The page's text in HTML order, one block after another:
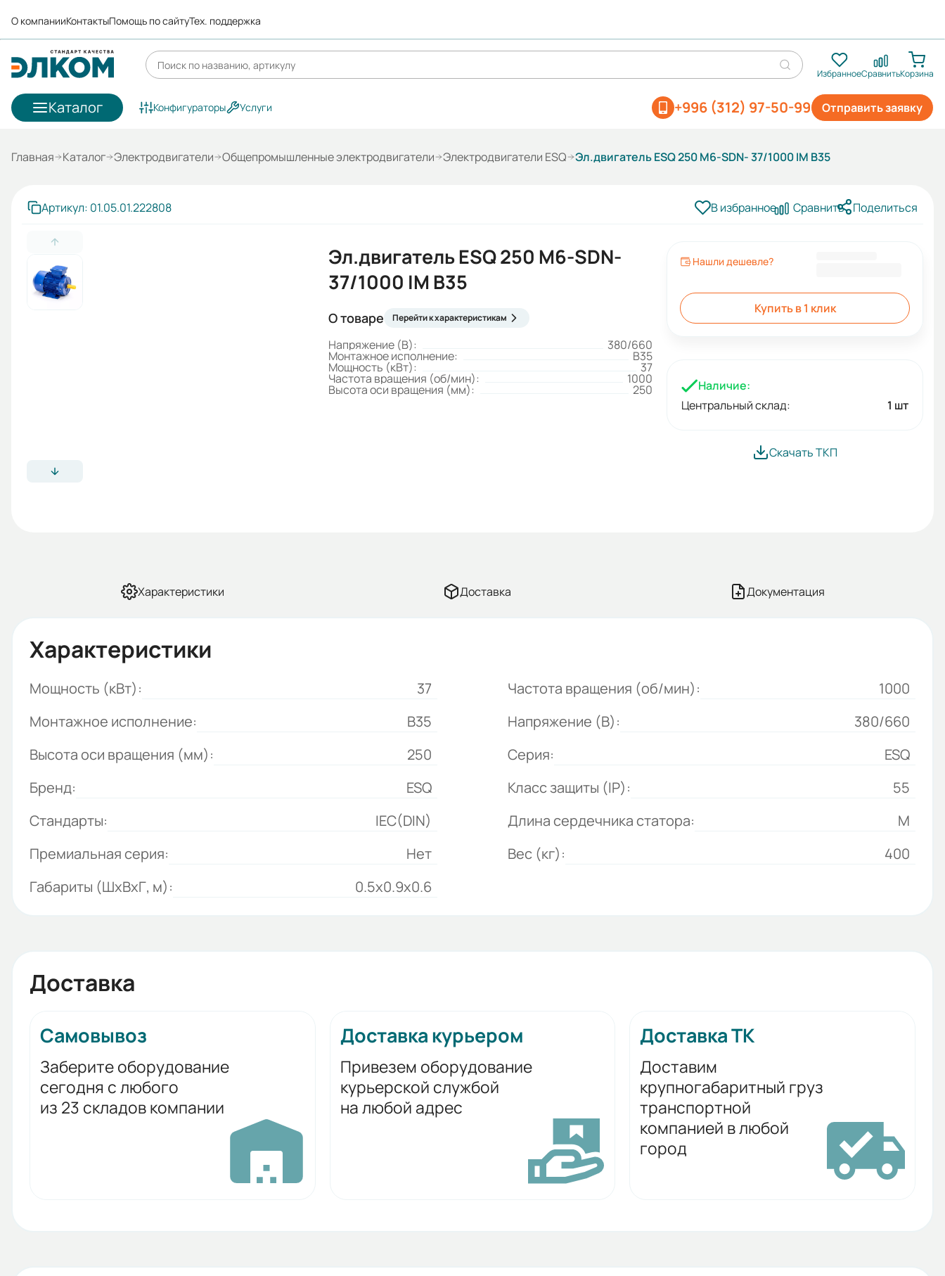
О компанииКонтактыПомощь по сайтуТех. поддержка
ИзбранноеСравнитьКорзина
Каталог Отправить заявку
+996 (312) 97-50-99
Конфигураторы Услуги
Главная Каталог Электродвигатели Общепромышленные электродвигатели Электродвигатели ESQ Эл.двигатель ESQ 250 M6-SDN- 37/1000 IM B35
Артикул: 01.05.01.222808 В избранное Сравнить Поделиться
Эл.двигатель ESQ 250 M6-SDN-
37/1000 IM B35
О товаре Перейти к характеристикам
Напряжение (В): 380/660
Монтажное исполнение: B35
Мощность (кВт): 37
Частота вращения (об/мин): 1000
Высота оси вращения (мм): 250
Нашли дешевле?
Купить в 1 клик
Наличие:
Центральный склад:
1 шт
Скачать ТКП
Характеристики Доставка Документация
Характеристики
Мощность (кВт): 37 Частота вращения (об/мин):
1000
Монтажное исполнение:
B35 Напряжение (В):
380/660
Высота оси вращения (мм):
250 Серия:
ESQ
Бренд:
ESQ Класс защиты (IP):
55
Стандарты:
IEC(DIN) Длина сердечника статора:
М
Премиальная серия:
Нет Вес (кг):
400
Габариты (ШхВхГ, м):
0.5x0.9x0.6
Доставка
Самовывоз
Заберите оборудование
сегодня с любого
из 23 складов компании
Доставка курьером
Привезем оборудование
курьерской службой
на любой адрес
Доставка ТК
Доставим
крупногабаритный груз
транспортной
компанией в любой
город